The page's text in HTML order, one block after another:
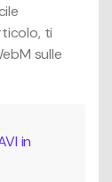
ti
sulle
in